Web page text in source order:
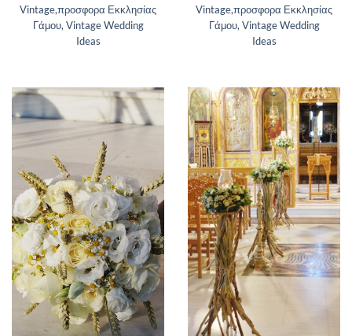
Vintage,προσφορα Εκκλησίας
Γάμου, Vintage Wedding
Ideas
Vintage,προσφορα Εκκλησίας
Γάμου, Vintage Wedding
Ideas